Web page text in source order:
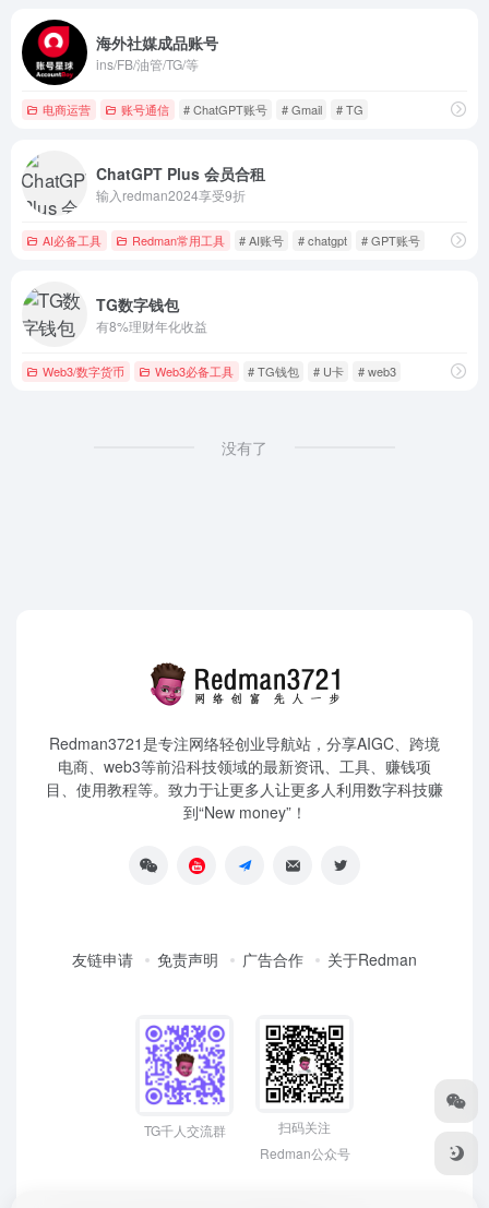
海外社媒成品账号
ins/FB/油管/TG/等
电商运营 账号通信 # ChatGPT账号 # Gmail # TG
ChatGPT Plus 会员合租
输入redman2024享受9折
AI必备工具 Redman常用工具 # AI账号 # chatgpt # GPT账号
TG数字钱包
有8%理财年化收益
Web3/数字货币 Web3必备工具 # TG钱包 # U卡 # web3
没有了
Redman3721是专注网络轻创业导航站，分享AIGC、跨境
电商、web3等前沿科技领域的最新资讯、工具、赚钱项
目、使用教程等。致力于让更多人让更多人利用数字科技赚
到“New money”！
友链申请 免责声明 广告合作 关于Redman
TG千人交流群
扫码关注
Redman公众号